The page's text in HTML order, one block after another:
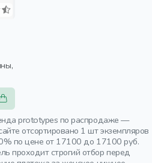
prototypes по распродаже —
отсортировано 1 шт экземпляров
по цене от 17100 до 17100 руб.
проходит строгий отбор перед